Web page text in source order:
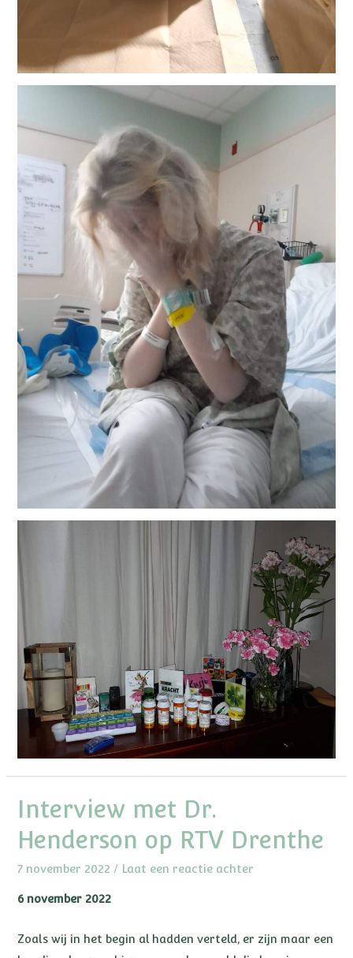
Interview met Dr.
Henderson op RTV Drenthe
7 november 2022 / Laat een reactie achter
6 november 2022
Zoals wij in het begin al hadden verteld, er zijn maar een